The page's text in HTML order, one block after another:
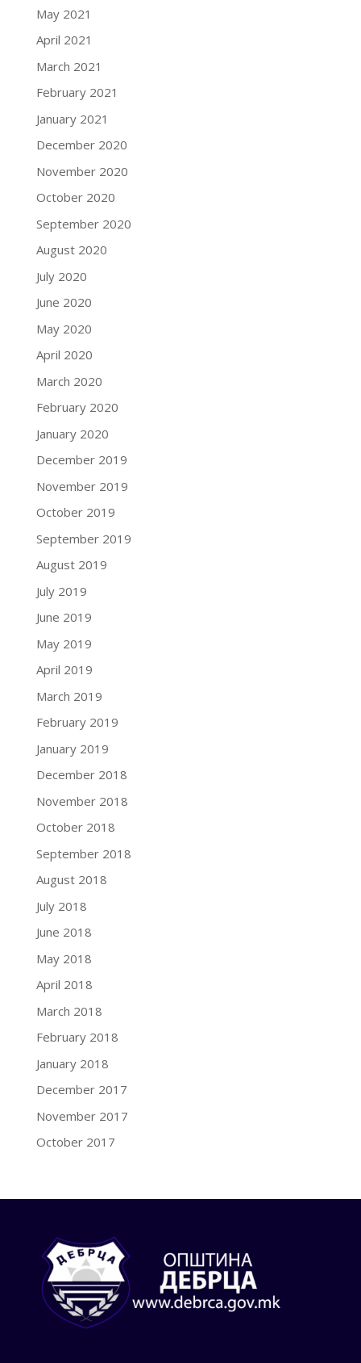
May 2021
April 2021
March 2021
February 2021
January 2021
December 2020
November 2020
October 2020
September 2020
August 2020
July 2020
June 2020
May 2020
April 2020
March 2020
February 2020
January 2020
December 2019
November 2019
October 2019
September 2019
August 2019
July 2019
June 2019
May 2019
April 2019
March 2019
February 2019
January 2019
December 2018
November 2018
October 2018
September 2018
August 2018
July 2018
June 2018
May 2018
April 2018
March 2018
February 2018
January 2018
December 2017
November 2017
October 2017